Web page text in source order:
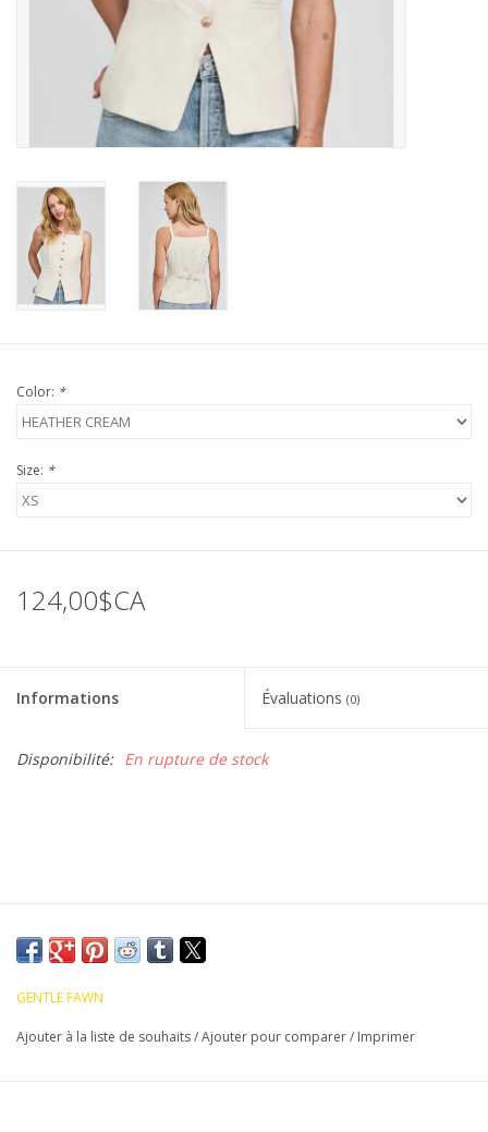
Color: *
Size: *
124,00$CA
Informations Évaluations (0)
Disponibilité: En rupture de stock
GENTLE FAWN
Ajouter à la liste de souhaits/Ajouter pour comparer/ Imprimer